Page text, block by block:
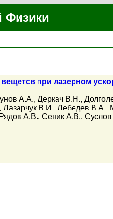
Физики
при лазерном
А.А., Деркач В.Н.,
, Лазарчук В.И., Лебедев В.А.,
А.В., Сеник А.В.,